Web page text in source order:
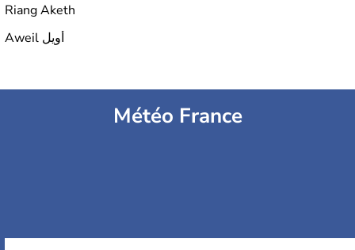
Riang Aketh
Aweil أويل
Météo France